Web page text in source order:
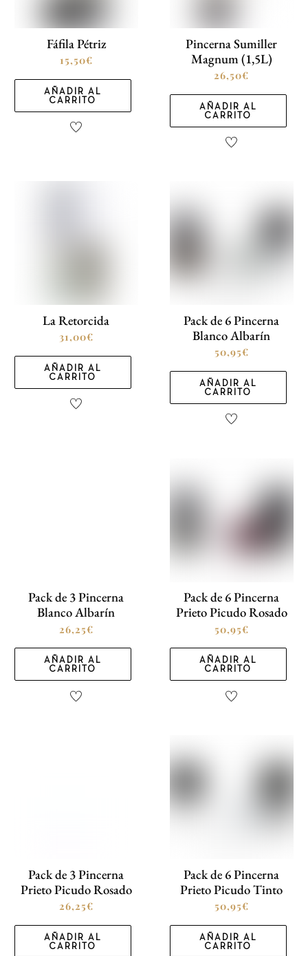
Fáfila Pétriz
15,50€
AÑADIR AL
CARRITO
Pincerna Sumiller
Magnum (1,5L)
26,50€
AÑADIR AL
CARRITO
La Retorcida
31,00€
AÑADIR AL
CARRITO
Pack de 6 Pincerna
Blanco Albarín
50,95€
AÑADIR AL
CARRITO
Pack de 3 Pincerna
Blanco Albarín
26,25€
AÑADIR AL
CARRITO
Pack de 6 Pincerna
Prieto Picudo Rosado
50,95€
AÑADIR AL
CARRITO
Pack de 3 Pincerna
Prieto Picudo Rosado
26,25€
AÑADIR AL
CARRITO
Pack de 6 Pincerna
Prieto Picudo Tinto
50,95€
AÑADIR AL
CARRITO